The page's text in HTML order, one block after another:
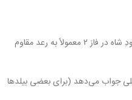
او و سلاحش آسیب رعدی بالا می‌دهند؛ خودِ شاه در فاز ۲ معمولاً به رعد مقاوم
جواب می‌دهد (برای بعضی بیلدها